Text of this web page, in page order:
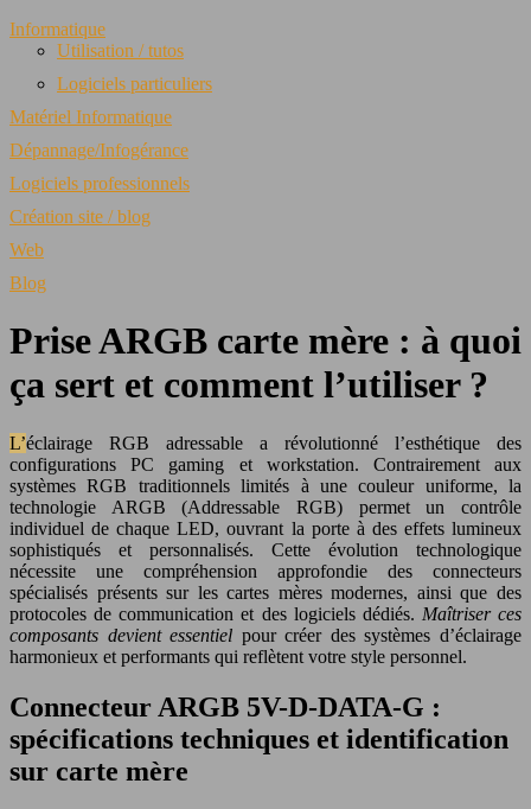
Informatique
Utilisation / tutos
Logiciels particuliers
Matériel Informatique
Dépannage/Infogérance
Logiciels professionnels
Création site / blog
Web
Blog
Prise ARGB carte mère : à quoi
ça sert et comment l’utiliser ?
L’éclairage RGB adressable a révolutionné l’esthétique des
configurations PC gaming et workstation. Contrairement aux
systèmes RGB traditionnels limités à une couleur uniforme, la
technologie ARGB (Addressable RGB) permet un contrôle
individuel de chaque LED, ouvrant la porte à des effets lumineux
sophistiqués et personnalisés. Cette évolution technologique
nécessite une compréhension approfondie des connecteurs
spécialisés présents sur les cartes mères modernes, ainsi que des
protocoles de communication et des logiciels dédiés. Maîtriser ces
composants devient essentiel pour créer des systèmes d’éclairage
harmonieux et performants qui reflètent votre style personnel.
Connecteur ARGB 5V-D-DATA-G :
spécifications techniques et identification
sur carte mère